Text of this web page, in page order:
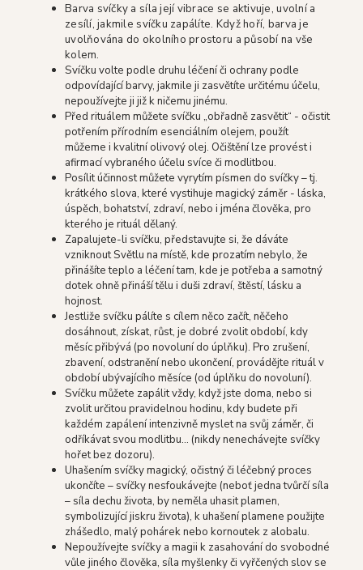
Barva svíčky a síla její vibrace se aktivuje, uvolní a
zesílí, jakmile svíčku zapálíte. Když hoří, barva je
uvolňována do okolního prostoru a působí na vše
kolem.
Svíčku volte podle druhu léčení či ochrany podle
odpovídající barvy, jakmile ji zasvětíte určitému účelu,
nepoužívejte ji již k ničemu jinému.
Před rituálem můžete svíčku „obřadně zasvětit“ - očistit
potřením přírodním esenciálním olejem, použít
můžeme i kvalitní olivový olej. Očištění lze provést i
afirmací vybraného účelu svíce či modlitbou.
Posílit účinnost můžete vyrytím písmen do svíčky – tj.
krátkého slova, které vystihuje magický záměr - láska,
úspěch, bohatství, zdraví, nebo i jména člověka, pro
kterého je rituál dělaný.
Zapalujete-li svíčku, představujte si, že dáváte
vzniknout Světlu na místě, kde prozatím nebylo, že
přinášíte teplo a léčení tam, kde je potřeba a samotný
dotek ohně přináší tělu i duši zdraví, štěstí, lásku a
hojnost.
Jestliže svíčku pálíte s cílem něco začít, něčeho
dosáhnout, získat, růst, je dobré zvolit období, kdy
měsíc přibývá (po novoluní do úplňku). Pro zrušení,
zbavení, odstranění nebo ukončení, provádějte rituál v
období ubývajícího měsíce (od úplňku do novoluní).
Svíčku můžete zapálit vždy, když jste doma, nebo si
zvolit určitou pravidelnou hodinu, kdy budete při
každém zapálení intenzivně myslet na svůj záměr, či
odříkávat svou modlitbu… (nikdy nenechávejte svíčky
hořet bez dozoru).
Uhašením svíčky magický, očistný či léčebný proces
ukončíte – svíčky nesfoukávejte (neboť jedna tvůrčí síla
– síla dechu života, by neměla uhasit plamen,
symbolizující jiskru života), k uhašení plamene použijte
zhášedlo, malý pohárek nebo kornoutek z alobalu.
Nepoužívejte svíčky a magii k zasahování do svobodné
vůle jiného člověka, síla myšlenky či vyřčených slov se